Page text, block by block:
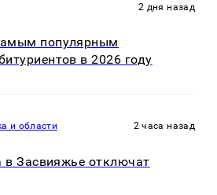
2 дня назад
популярным
в 2026 году
и области 2 часа назад
в Засвияжье отключат